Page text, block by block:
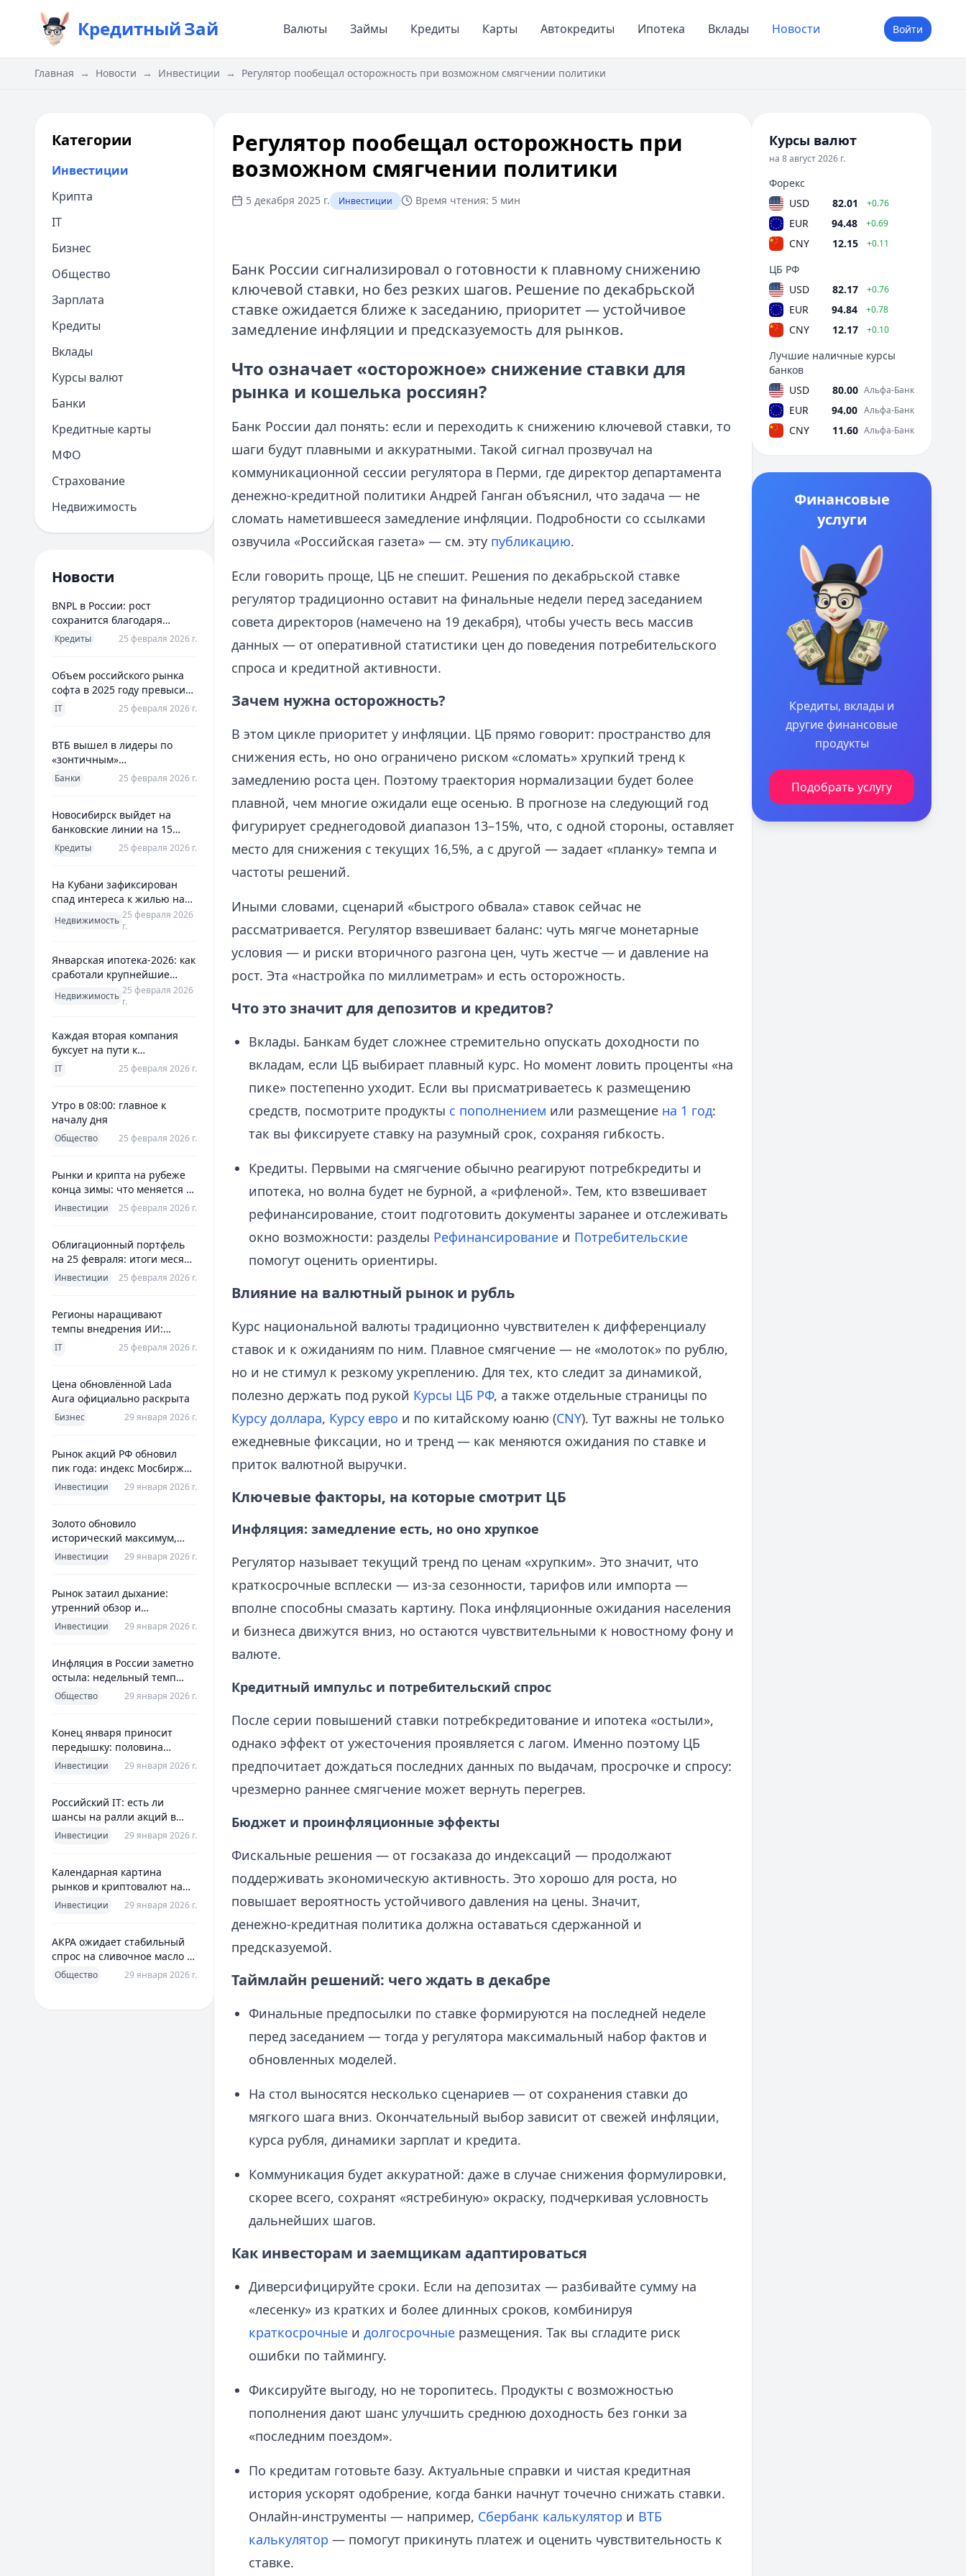
КредитныйЗай Валюты Займы Кредиты Карты Автокредиты Ипотека Вклады Новости Войти
Главная → Новости → Инвестиции → Регулятор пообещал осторожность при возможном смягчении политики
Категории
Инвестиции
Крипта
IT
Бизнес
Общество
Зарплата
Кредиты
Вклады
Курсы валют
Банки
Кредитные карты
МФО
Страхование
Недвижимость
Новости
BNPL в России: рост
сохранится благодаря
новым сценариям
использования
Кредиты 25 февраля 2026 г.
Объем российского рынка
софта в 2025 году превысил
800 млрд рублей
IT 25 февраля 2026 г.
ВТБ вышел в лидеры по
«зонтичным»
поручительствам для МСП
Банки 25 февраля 2026 г.
Новосибирск выйдет на
банковские линии на 15
млрд рублей для закрытия
дефицита
Кредиты 25 февраля 2026 г.
На Кубани зафиксирован
спад интереса к жилью на
Недвижимость 25 февраля 2026
г.
Январская ипотека-2026: как
сработали крупнейшие
банки и что это значит для
заемщиков
Недвижимость 25 февраля 2026
г.
Каждая вторая компания
буксует на пути к
полноценной ERP
IT 25 февраля 2026 г.
Утро в 08:00: главное к
началу дня
Общество 25 февраля 2026 г.
Рынки и крипта на рубеже
конца зимы: что меняется к
25 февраля 2026
Инвестиции 25 февраля 2026 г.
Облигационный портфель
на 25 февраля: итоги месяца
и планы на март
Инвестиции 25 февраля 2026 г.
Регионы наращивают
темпы внедрения ИИ:
главное из отраслевого
IT 25 февраля 2026 г.
Цена обновлённой Lada
Aura официально раскрыта
Бизнес 29 января 2026 г.
Рынок акций РФ обновил
пик года: индекс Мосбиржи
на новом максимуме 2026-го
Инвестиции 29 января 2026 г.
Золото обновило
исторический максимум,
превысив планку в $5600 за
Инвестиции 29 января 2026 г.
Рынок затаил дыхание:
утренний обзор и
ориентиры для инвесторов
Инвестиции 29 января 2026 г.
Инфляция в России заметно
остыла: недельный темп
упал более чем вдвое
Общество 29 января 2026 г.
Конец января приносит
передышку: половина
годовой цели ЦБ «сделана»
Инвестиции 29 января 2026 г.
Российский IT: есть ли
шансы на ралли акций в
2026 без опоры на ИИ
Инвестиции 29 января 2026 г.
Календарная картина
рынков и криптовалют на
четверг, 29 января 2026
Инвестиции 29 января 2026 г.
АКРА ожидает стабильный
спрос на сливочное масло в
2026 году
Общество 29 января 2026 г.
Регулятор пообещал осторожность при
возможном смягчении политики
5 декабря 2025 г. Инвестиции Время чтения: 5 мин
Банк России сигнализировал о готовности к плавному снижению
ключевой ставки, но без резких шагов. Решение по декабрьской
ставке ожидается ближе к заседанию, приоритет — устойчивое
замедление инфляции и предсказуемость для рынков.
Что означает «осторожное» снижение ставки для
рынка и кошелька россиян?
Банк России дал понять: если и переходить к снижению ключевой ставки, то
шаги будут плавными и аккуратными. Такой сигнал прозвучал на
коммуникационной сессии регулятора в Перми, где директор департамента
денежно‑кредитной политики Андрей Ганган объяснил, что задача — не
сломать наметившееся замедление инфляции. Подробности со ссылками
озвучила «Российская газета» — см. эту публикацию.
Если говорить проще, ЦБ не спешит. Решения по декабрьской ставке
регулятор традиционно оставит на финальные недели перед заседанием
совета директоров (намечено на 19 декабря), чтобы учесть весь массив
данных — от оперативной статистики цен до поведения потребительского
спроса и кредитной активности.
Зачем нужна осторожность?
В этом цикле приоритет у инфляции. ЦБ прямо говорит: пространство для
снижения есть, но оно ограничено риском «сломать» хрупкий тренд к
замедлению роста цен. Поэтому траектория нормализации будет более
плавной, чем многие ожидали еще осенью. В прогнозе на следующий год
фигурирует среднегодовой диапазон 13–15%, что, с одной стороны, оставляет
место для снижения с текущих 16,5%, а с другой — задает «планку» темпа и
частоты решений.
Иными словами, сценарий «быстрого обвала» ставок сейчас не
рассматривается. Регулятор взвешивает баланс: чуть мягче монетарные
условия — и риски вторичного разгона цен, чуть жестче — и давление на
рост. Эта «настройка по миллиметрам» и есть осторожность.
Что это значит для депозитов и кредитов?
Вклады. Банкам будет сложнее стремительно опускать доходности по
вкладам, если ЦБ выбирает плавный курс. Но момент ловить проценты «на
пике» постепенно уходит. Если вы присматриваетесь к размещению
средств, посмотрите продукты с пополнением или размещение на 1 год:
так вы фиксируете ставку на разумный срок, сохраняя гибкость.
Кредиты. Первыми на смягчение обычно реагируют потребкредиты и
ипотека, но волна будет не бурной, а «рифленой». Тем, кто взвешивает
рефинансирование, стоит подготовить документы заранее и отслеживать
окно возможности: разделы Рефинансированиеи Потребительские
помогут оценить ориентиры.
Влияние на валютный рынок и рубль
Курс национальной валюты традиционно чувствителен к дифференциалу
ставок и к ожиданиям по ним. Плавное смягчение — не «молоток» по рублю,
но и не стимул к резкому укреплению. Для тех, кто следит за динамикой,
полезно держать под рукой Курсы ЦБ РФ, а также отдельные страницы по
Курсу доллара, Курсу евро и по китайскому юаню (CNY). Тут важны не только
ежедневные фиксации, но и тренд — как меняются ожидания по ставке и
приток валютной выручки.
Ключевые факторы, на которые смотрит ЦБ
Инфляция: замедление есть, но оно хрупкое
Регулятор называет текущий тренд по ценам «хрупким». Это значит, что
краткосрочные всплески — из‑за сезонности, тарифов или импорта —
вполне способны смазать картину. Пока инфляционные ожидания населения
и бизнеса движутся вниз, но остаются чувствительными к новостному фону и
валюте.
Кредитный импульс и потребительский спрос
После серии повышений ставки потребкредитование и ипотека «остыли»,
однако эффект от ужесточения проявляется с лагом. Именно поэтому ЦБ
предпочитает дождаться последних данных по выдачам, просрочке и спросу:
чрезмерно раннее смягчение может вернуть перегрев.
Бюджет и проинфляционные эффекты
Фискальные решения — от госзаказа до индексаций — продолжают
поддерживать экономическую активность. Это хорошо для роста, но
повышает вероятность устойчивого давления на цены. Значит,
денежно‑кредитная политика должна оставаться сдержанной и
предсказуемой.
Таймлайн решений: чего ждать в декабре
Финальные предпосылки по ставке формируются на последней неделе
перед заседанием — тогда у регулятора максимальный набор фактов и
обновленных моделей.
На стол выносятся несколько сценариев — от сохранения ставки до
мягкого шага вниз. Окончательный выбор зависит от свежей инфляции,
курса рубля, динамики зарплат и кредита.
Коммуникация будет аккуратной: даже в случае снижения формулировки,
скорее всего, сохранят «ястребиную» окраску, подчеркивая условность
дальнейших шагов.
Как инвесторам и заемщикам адаптироваться
Диверсифицируйте сроки. Если на депозитах — разбивайте сумму на
«лесенку» из кратких и более длинных сроков, комбинируя
краткосрочныеи долгосрочныеразмещения. Так вы сгладите риск
ошибки по таймингу.
Фиксируйте выгоду, но не торопитесь. Продукты с возможностью
пополнения дают шанс улучшить среднюю доходность без гонки за
«последним поездом».
По кредитам готовьте базу. Актуальные справки и чистая кредитная
история ускорят одобрение, когда банки начнут точечно снижать ставки.
Онлайн‑инструменты — например, Сбербанк калькулятор и ВТБ
калькулятор — помогут прикинуть платеж и оценить чувствительность к
ставке.
Курсы валют
на 8 август 2026 г.
Форекс
USD
82.01 +0.76
EUR 94.48 +0.69
CNY 12.15 +0.11
ЦБ РФ
USD
82.17 +0.76
EUR 94.84 +0.78
CNY 12.17 +0.10
Лучшие наличные курсы
банков
USD
80.00 Альфа-Банк
EUR 94.00 Альфа-Банк
CNY 11.60 Альфа-Банк
Финансовые
услуги
Кредиты, вклады и
другие финансовые
продукты
Подобрать услугу